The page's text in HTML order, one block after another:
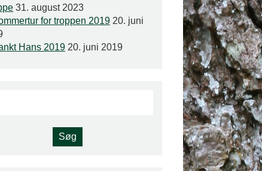
31. august 2023
for troppen 2019 20. juni
Hans 2019 20. juni 2019